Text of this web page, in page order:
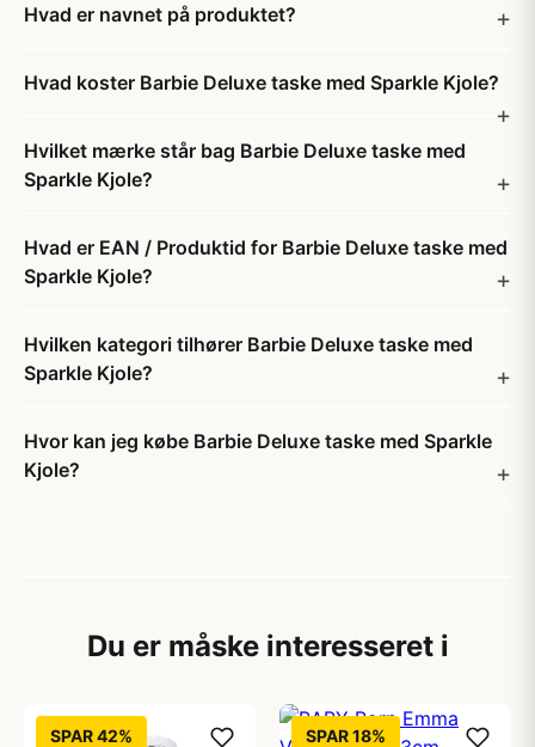
Hvad er navnet på produktet?
Hvad koster Barbie Deluxe taske med Sparkle Kjole?
Hvilket mærke står bag Barbie Deluxe taske med
Sparkle Kjole?
Hvad er EAN / Produktid for Barbie Deluxe taske med
Sparkle Kjole?
Hvilken kategori tilhører Barbie Deluxe taske med
Sparkle Kjole?
Hvor kan jeg købe Barbie Deluxe taske med Sparkle
Kjole?
Du er måske interesseret i
SPAR 42% SPAR 18%